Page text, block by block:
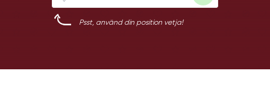
Psst, använd din position vetja!